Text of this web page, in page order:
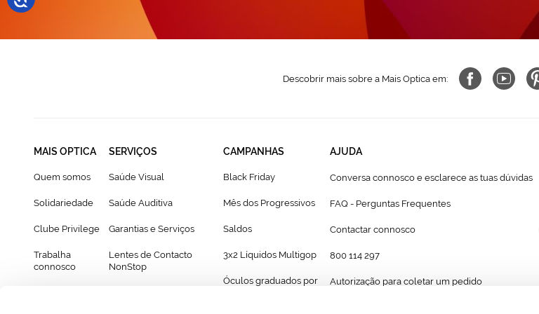
Descobrir mais sobre a Mais Optica em:
MAIS OPTICA
Quem somos
Solidariedade
Clube Privilege
Trabalha
connosco
SERVIÇOS
Saúde Visual
Saúde Auditiva
Garantias e Serviços
Lentes de Contacto
NonStop
CAMPANHAS
Black Friday
Mês dos Progressivos
Saldos
3x2 Líquidos Multigop
Óculos graduados por
AJUDA
Conversa connosco e esclarece as tuas dúvidas
FAQ - Perguntas Frequentes
Contactar connosco
800 114 297
Autorização para coletar um pedido